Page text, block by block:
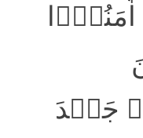
جَہۡدَ